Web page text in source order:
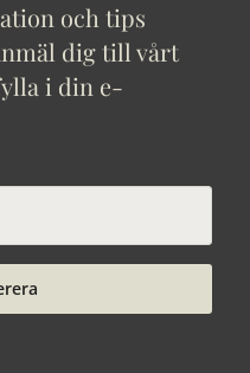
och tips
dig till vårt
i din e-